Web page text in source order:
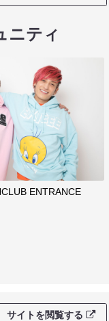
ニティ
ENTRANCE
サイトを閲覧する